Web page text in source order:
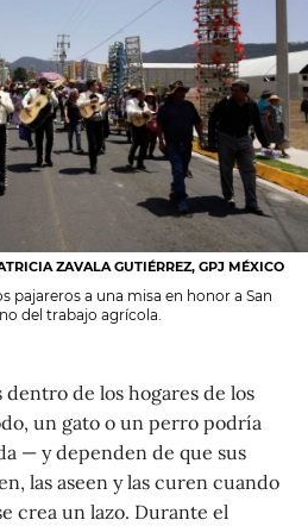
ZAVALA GUTIÉRREZ, GPJ MÉXICO
pajareros a una misa en honor a San
del trabajo agrícola.
dentro de los hogares de los
un gato o un perro podría
— y dependen de que sus
las aseen y las curen cuando
crea un lazo. Durante el